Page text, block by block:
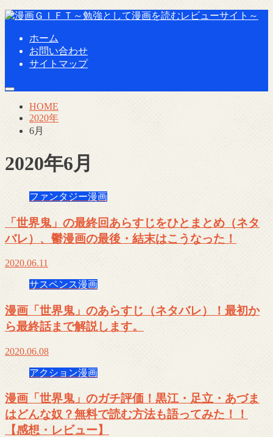
ホーム
お問い合わせ
サイトマップ
HOME
2020年
6月
2020年6月
ファンタジー漫画
「世界鬼」の最終回あらすじをひとまとめ（ネタ
バレ）、鬱漫画の最後・結末はこうなった！
2020.06.11
サスペンス漫画
漫画「世界鬼」のあらすじ（ネタバレ）！最初か
ら最終話まで解説します。
2020.06.08
アクション漫画
漫画「世界鬼」のガチ評価！黒江・足立・あづま
はどんな奴？無料で読む方法も語ってみた！！
【感想・レビュー】